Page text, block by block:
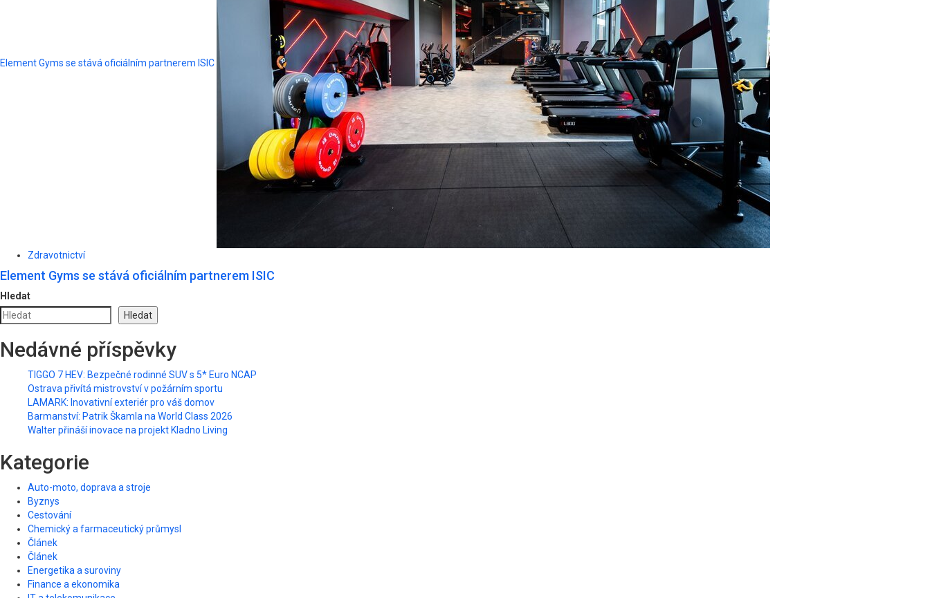
Element Gyms se stává oficiálním partnerem ISIC
Zdravotnictví
Element Gyms se stává oficiálním partnerem ISIC
Hledat
Hledat
Nedávné příspěvky
TIGGO 7 HEV: Bezpečné rodinné SUV s 5* Euro NCAP
Ostrava přivítá mistrovství v požárním sportu
LAMARK: Inovativní exteriér pro váš domov
Barmanství: Patrik Škamla na World Class 2026
Walter přináší inovace na projekt Kladno Living
Kategorie
Auto-moto, doprava a stroje
Byznys
Cestování
Chemický a farmaceutický průmysl
Článek
Článek
Energetika a suroviny
Finance a ekonomika